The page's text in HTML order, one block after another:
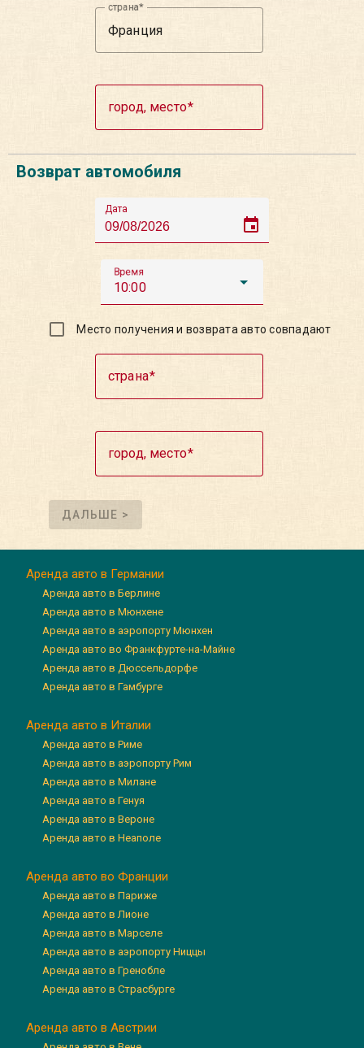
страна
город, место
Возврат автомобиля
Дата
event
Время
10:00
Место получения и возврата авто совпадают
страна
город, место
ДАЛЬШЕ >
Аренда авто в Германии
Аренда авто в Берлине
Аренда авто в Мюнхене
Аренда авто в аэропорту Мюнхен
Аренда авто во Франкфурте-на-Майне
Аренда авто в Дюссельдорфе
Аренда авто в Гамбурге
Аренда авто в Италии
Аренда авто в Риме
Аренда авто в аэропорту Рим
Аренда авто в Милане
Аренда авто в Генуя
Аренда авто в Вероне
Аренда авто в Неаполе
Аренда авто во Франции
Аренда авто в Париже
Аренда авто в Лионе
Аренда авто в Марселе
Аренда авто в аэропорту Ниццы
Аренда авто в Гренобле
Аренда авто в Страсбурге
Аренда авто в Австрии